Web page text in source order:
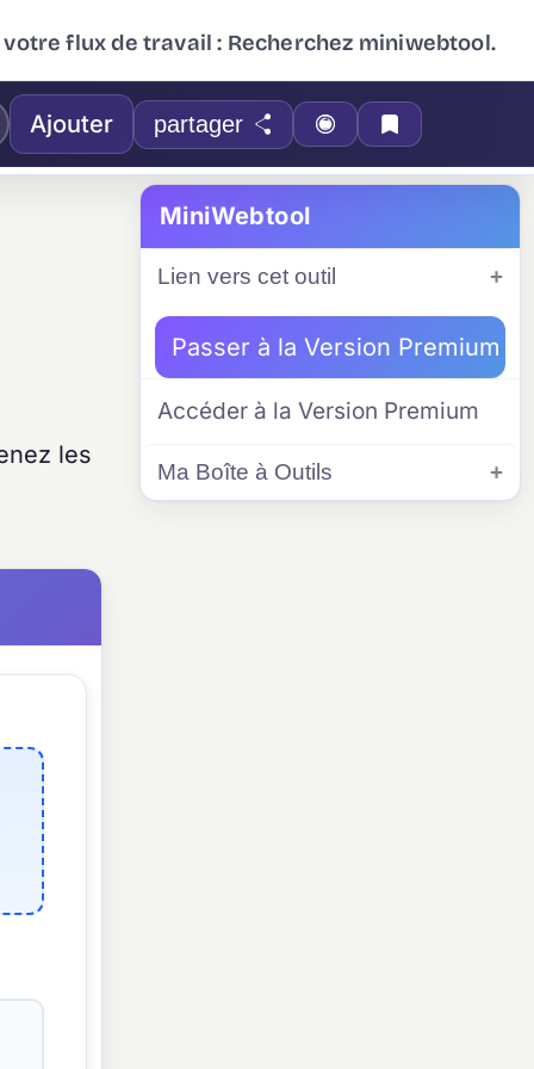
flux de travail : Recherchez miniwebtool.
Ajouter partager
les
MiniWebtool
Lien vers cet outil
Passer à la Version Premium
Accéder à la Version Premium
Ma Boîte à Outils